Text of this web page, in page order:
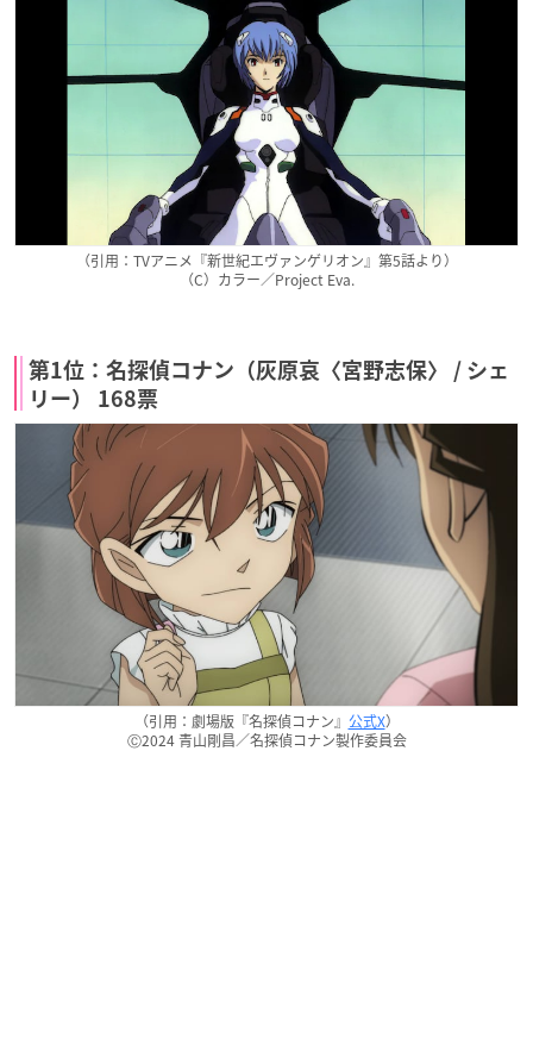
（引用：TVアニメ『新世紀エヴァンゲリオン』第5話より）
（C）カラー／Project Eva.
第1位：名探偵コナン（灰原哀〈宮野志保〉 / シェ
リー） 168票
（引用：劇場版『名探偵コナン』 公式X）
Ⓒ2024 青山剛昌／名探偵コナン製作委員会